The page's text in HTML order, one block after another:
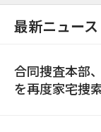
最新ニュース
合同捜査本部
を再度家宅捜